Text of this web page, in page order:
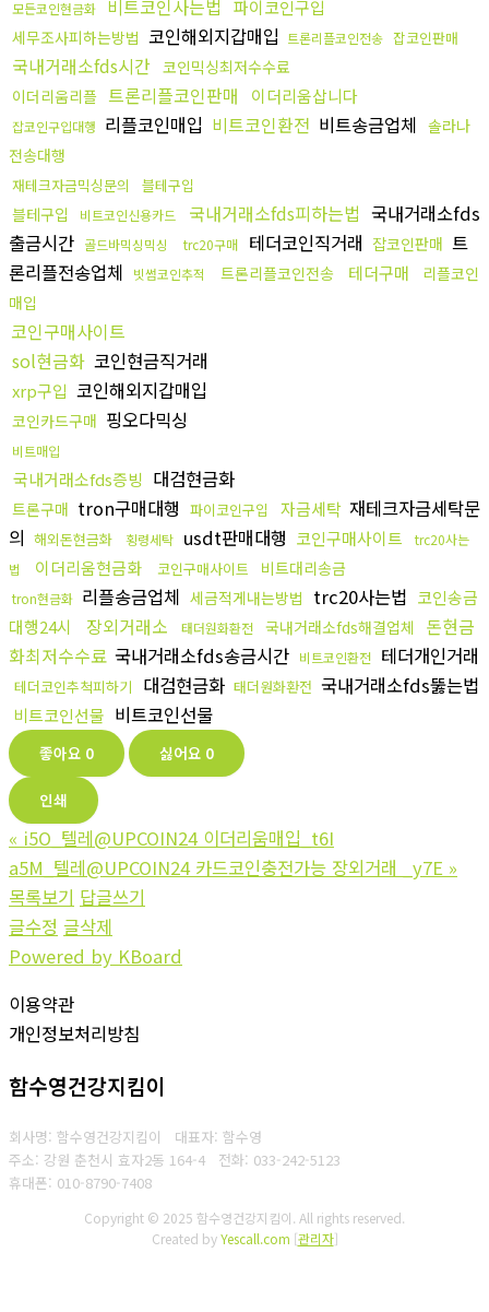
모든코인현금화 비트코인사는법 파이코인구입
세무조사피하는방법 코인해외지갑매입 트론리플코인전송 잡코인판매
국내거래소fds시간 코인믹싱최저수수료
이더리움리플 트론리플코인판매 이더리움삽니다
잡코인구입대행 리플코인매입 비트코인환전 비트송금업체 솔라나
전송대행
재테크자금믹싱문의 블테구입
블테구입 비트코인신용카드 국내거래소fds피하는법 국내거래소fds
출금시간 골드바믹싱믹싱 trc20구매 테더코인직거래 잡코인판매 트
론리플전송업체
빗썸코인추적 트론리플코인전송 테더구매
리플코인
매입
코인구매사이트
sol현금화 코인현금직거래
xrp구입 코인해외지갑매입
코인카드구매 핑오다믹싱
비트매입
국내거래소fds증빙 대검현금화
트론구매 tron구매대행 파이코인구입 자금세탁 재테크자금세탁문
의 해외돈현금화 횡령세탁 usdt판매대행 코인구매사이트
trc20사는
법
이더리움현금화 코인구매사이트 비트대리송금
tron현금화 리플송금업체 세금적게내는방법 trc20사는법 코인송금
대행24시
장외거래소 태더원화환전 국내거래소fds해결업체
돈현금
화최저수수료 국내거래소fds송금시간 비트코인환전 테더개인거래
테더코인추척피하기 대검현금화 태더원화환전 국내거래소fds뚫는법
비트코인선물 비트코인선물
좋아요 0 싫어요 0
인쇄
« i5O_텔레@UPCOIN24 이더리움매입_t6I
a5M_텔레@UPCOIN24 카드코인충전가능 장외거래 _y7E »
목록보기 답글쓰기
글수정 글삭제
Powered by KBoard
이용약관
개인정보처리방침
함수영건강지킴이
회사명: 함수영건강지킴이 대표자: 함수영
주소: 강원 춘천시 효자2동 164-4 전화: 033-242-5123
휴대폰: 010-8790-7408
Copyright © 2025 함수영건강지킴이. All rights reserved.
Created byYescall.com [관리자]